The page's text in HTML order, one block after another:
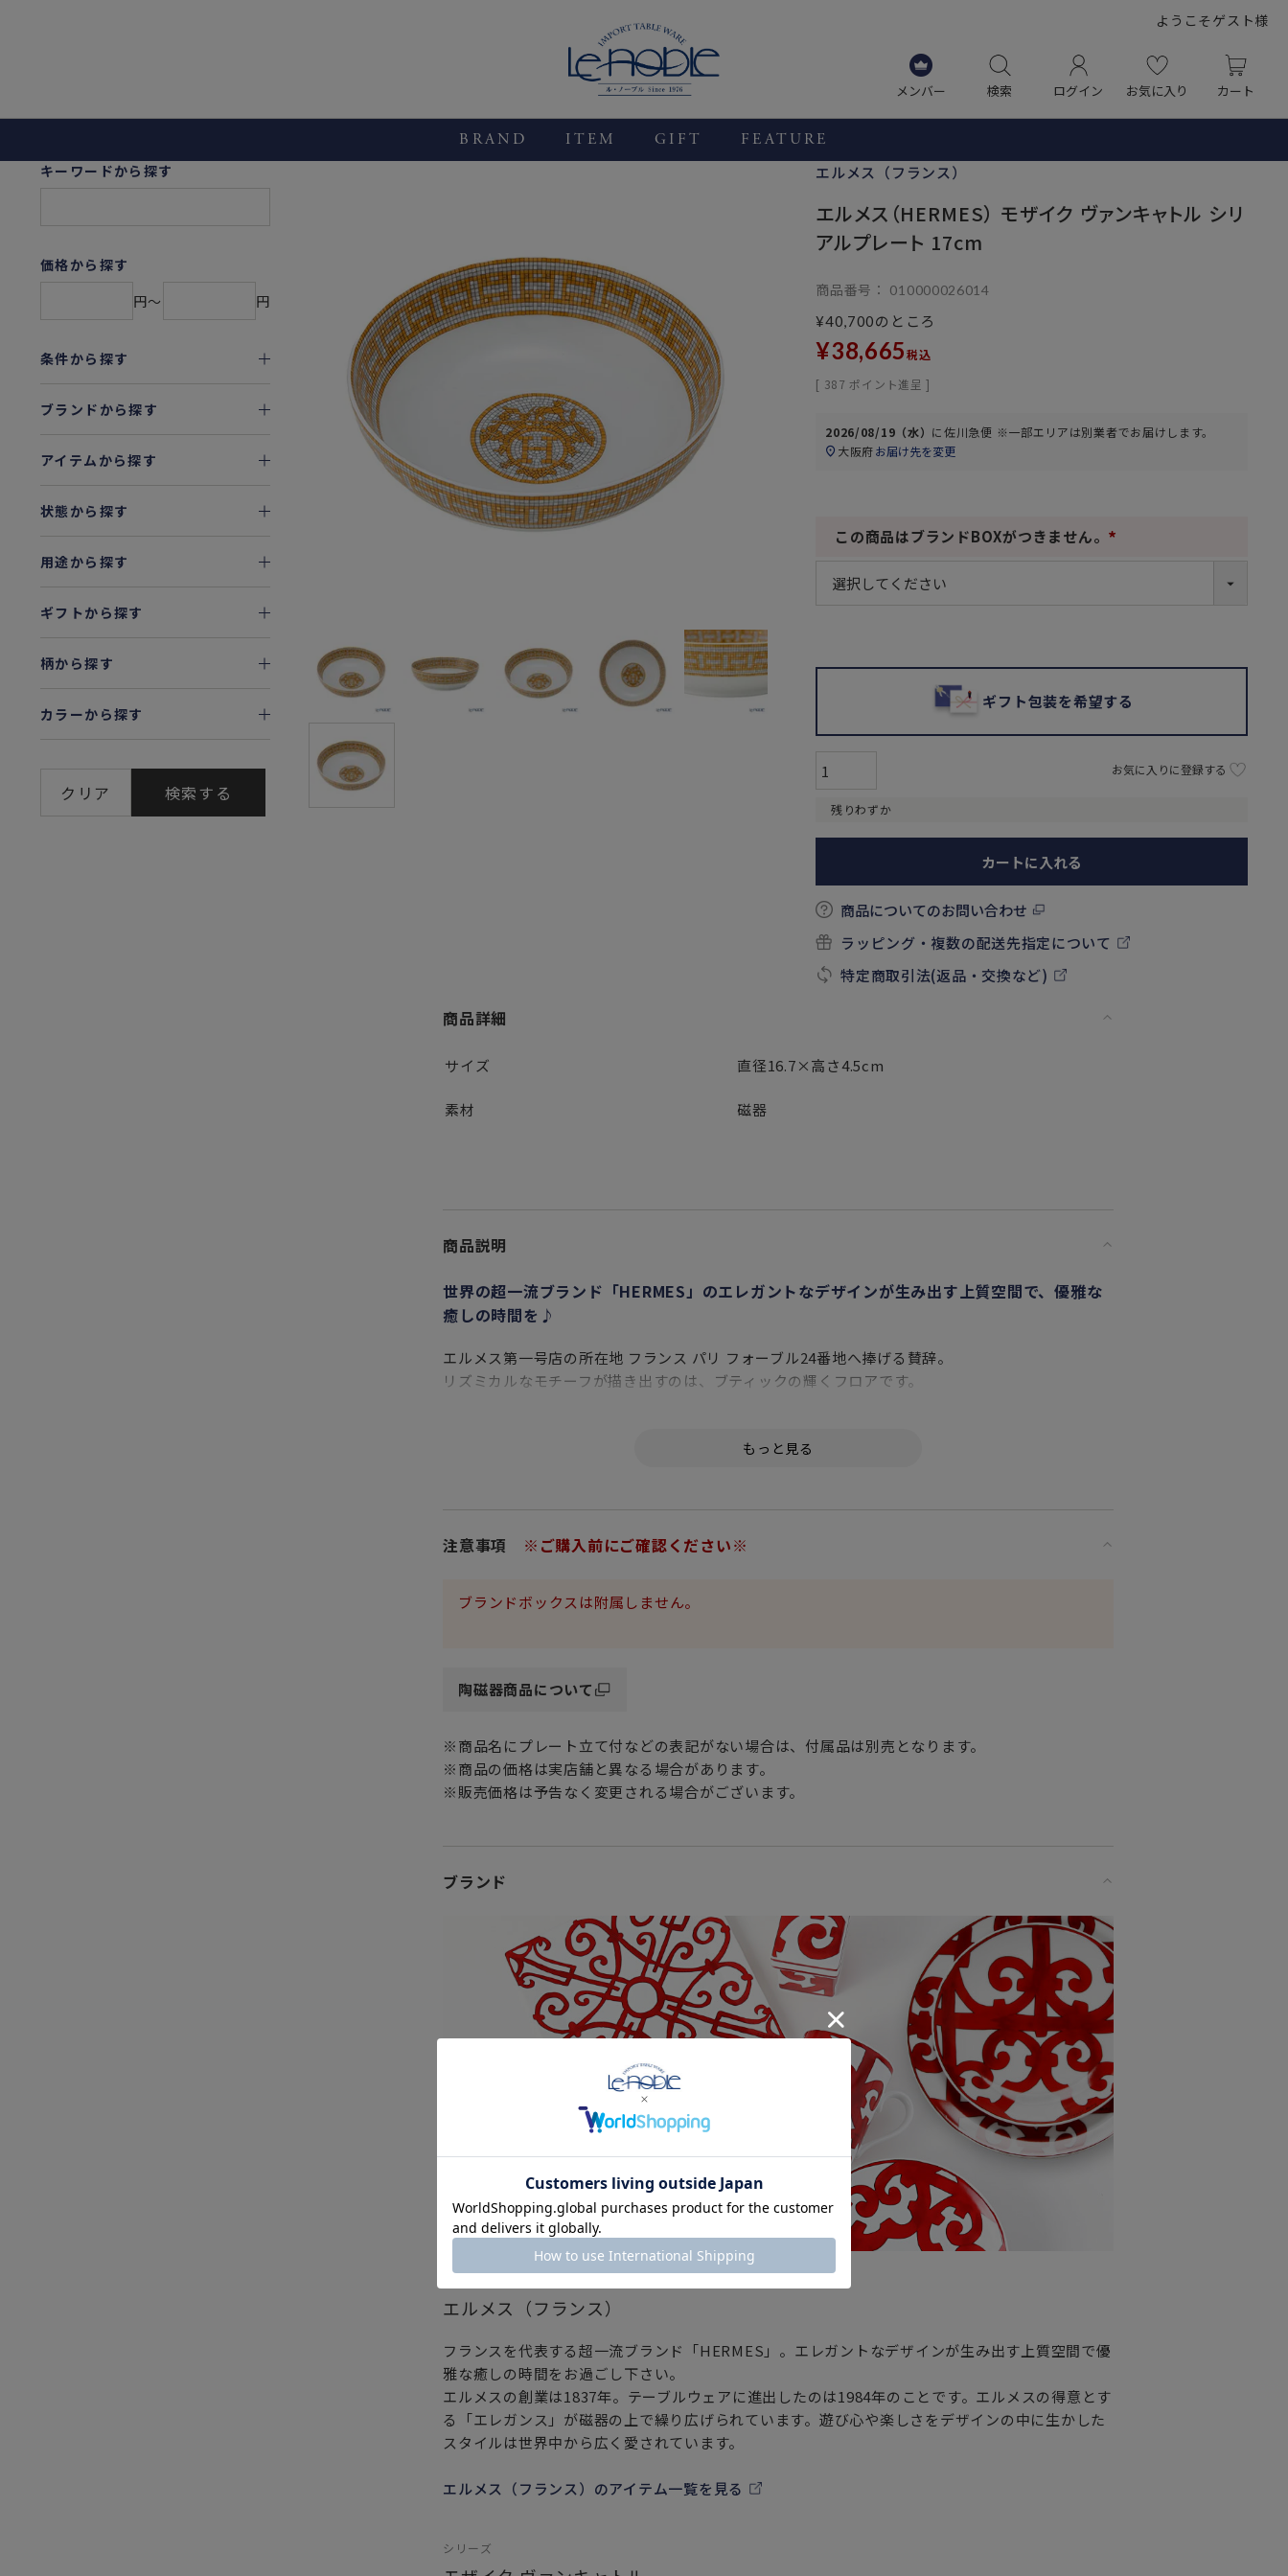
ようこそゲスト様
メンバー 検索 ログイン お気に入り カート
BRAND ITEM GIFT FEATURE
キーワードから探す
価格から探す
円〜
円
条件から探す
ブランドから探す
アイテムから探す
状態から探す
用途から探す
ギフトから探す
柄から探す
カラーから探す
クリア 検索する
エルメス（フランス）
エルメス（HERMES） モザイク ヴァンキャトル シリ
アルプレート 17cm
商品番号 010000026014
¥40,700のところ
¥38,665税込
[ 387 ポイント進呈 ]
2026/08/19（水） に佐川急便 ※一部エリアは別業者でお届けします。
大阪府お届け先を変更
この商品はブランドBOXがつきません。
ギフト包装を希望する
残りわずか
お気に入りに登録する
カートに入れる
商品についてのお問い合わせ
ラッピング・複数の配送先指定について
特定商取引法(返品・交換など)
商品詳細
サイズ 直径16.7×高さ4.5cm
素材 磁器
商品説明
世界の超一流ブランド「HERMES」のエレガントなデザインが生み出す上質空間で、優雅な
癒しの時間を♪
エルメス第一号店の所在地 フランス パリ フォーブル24番地へ捧げる賛辞。
リズミカルなモチーフが描き出すのは、ブティックの輝くフロアです。
女性・男性にかかわらず、日頃お世話になっている方、大切な方へ
フランスらしいエレガントさと高級感に加え、「エルメス」ならではのデザインセンスを用いた
世界有数のハイブランド「エルメス」の素敵な食器達に囲まれて寛ぐ時間はまさに至福のひととき
注意事項 ※ご購入前にご確認ください※
ブランドボックスは附属しません。
陶磁器商品について
※商品名にプレート立て付などの表記がない場合は、付属品は別売となります。
※商品の価格は実店舗と異なる場合があります。
※販売価格は予告なく変更される場合がございます。
ブランド
エルメス（フランス）
フランスを代表する超一流ブランド「HERMES」。エレガントなデザインが生み出す上質空間で優
雅な癒しの時間をお過ごし下さい。
エルメスの創業は1837年。テーブルウェアに進出したのは1984年のことです。エルメスの得意とす
る「エレガンス」が磁器の上で繰り広げられています。遊び心や楽しさをデザインの中に生かした
スタイルは世界中から広く愛されています。
エルメス（フランス）のアイテム一覧を見る
シリーズ